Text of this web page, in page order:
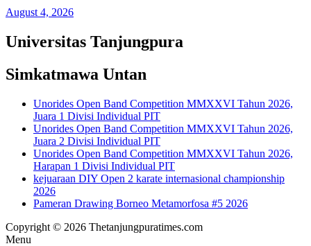
August 4, 2026
Universitas Tanjungpura
Simkatmawa Untan
Unorides Open Band Competition MMXXVI Tahun 2026,
Juara 1 Divisi Individual PIT
Unorides Open Band Competition MMXXVI Tahun 2026,
Juara 2 Divisi Individual PIT
Unorides Open Band Competition MMXXVI Tahun 2026,
Harapan 1 Divisi Individual PIT
kejuaraan DIY Open 2 karate internasional championship
2026
Pameran Drawing Borneo Metamorfosa #5 2026
Copyright © 2026 Thetanjungpuratimes.com
Menu